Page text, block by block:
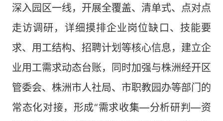
深入园区一线，开展全覆盖、清单式、点对点
走访调研，详细摸排企业岗位缺口、技能要
求、用工结构、招聘计划等核心信息，建立企
业用工需求动态台账，同时加强与株洲经开区
管委会、株洲市人社局、市职教园办等部门的
常态化对接，形成“需求收集—分析研判—资